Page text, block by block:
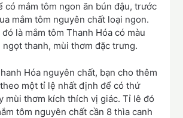
có mắm tôm ngon ăn bún đậu, trước
mắm tôm nguyên chất loại ngon.
là mắm tôm Thanh Hóa có màu
ngọt thanh, mùi thơm đặc trưng.
Hóa nguyên chất, bạn cho thêm
một tỉ lệ nhất định để có thứ
mùi thơm kích thích vị giác. Tỉ lê đó
tôm nguyên chất cần 8 thìa canh